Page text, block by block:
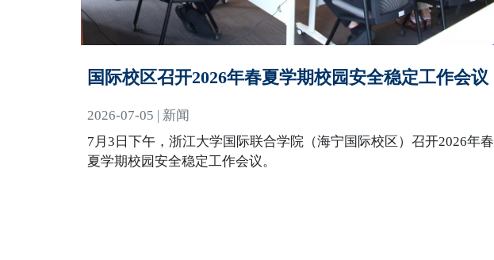
国际校区召开2026年春夏学期校园安全稳定工作会议
2026-07-05 | 新闻
7月3日下午，浙江大学国际联合学院（海宁国际校区）召开2026年春
夏学期校园安全稳定工作会议。